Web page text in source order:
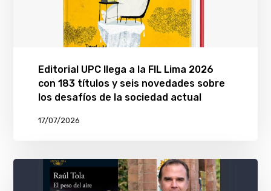
Editorial UPC llega a la FIL Lima 2026
con 183 títulos y seis novedades sobre
los desafíos de la sociedad actual
17/07/2026